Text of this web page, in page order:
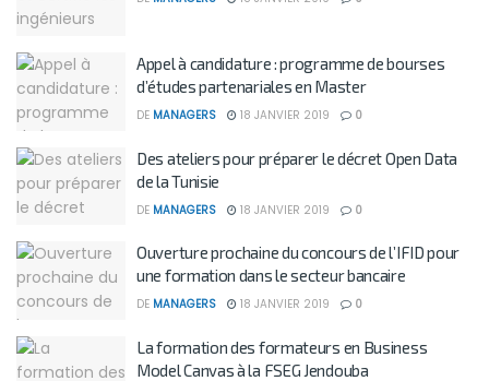
Appel à candidature : programme de bourses
d’études partenariales en Master
DE MANAGERS 18 JANVIER 2019 0
Des ateliers pour préparer le décret Open Data
de la Tunisie
DE MANAGERS 18 JANVIER 2019 0
Ouverture prochaine du concours de l’IFID pour
une formation dans le secteur bancaire
DE MANAGERS 18 JANVIER 2019 0
La formation des formateurs en Business
Model Canvas à la FSEG Jendouba